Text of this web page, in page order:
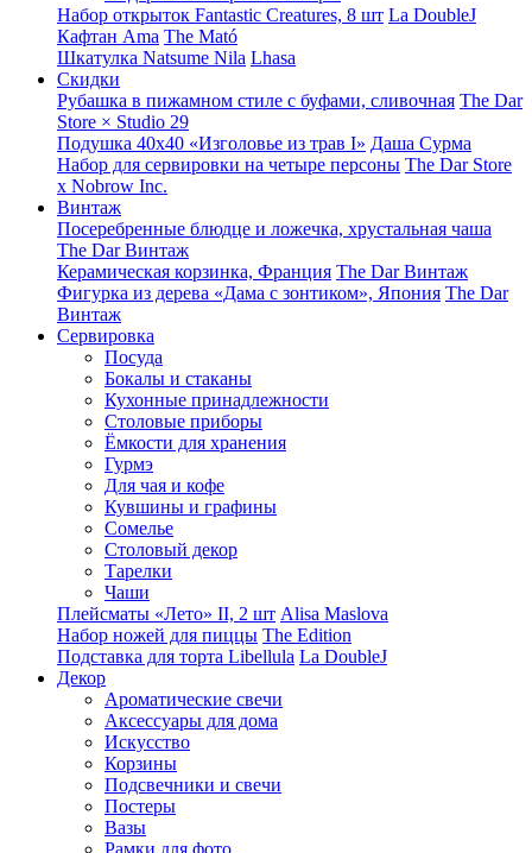
Набор открыток Fantastic Creatures, 8 шт La DoubleJ
Кафтан Ama The Mató
Шкатулка Natsume Nila Lhasa
Скидки
Рубашка в пижамном стиле с буфами, сливочная The Dar
Store × Studio 29
Подушка 40x40 «Изголовье из трав I» Даша Сурма
Набор для сервировки на четыре персоны The Dar Store
х Nobrow Inc.
Винтаж
Посеребренные блюдце и ложечка, хрустальная чаша
The Dar Винтаж
Керамическая корзинка, Франция The Dar Винтаж
Фигурка из дерева «Дама с зонтиком», Япония The Dar
Винтаж
Сервировка
Посуда
Бокалы и стаканы
Кухонные принадлежности
Столовые приборы
Ëмкости для хранения
Гурмэ
Для чая и кофе
Кувшины и графины
Сомелье
Столовый декор
Тарелки
Чаши
Плейсматы «Лето» II, 2 шт Alisa Maslova
Набор ножей для пиццы The Edition
Подставка для торта Libellula La DoubleJ
Декор
Ароматические свечи
Аксессуары для дома
Искусство
Корзины
Подсвечники и свечи
Постеры
Вазы
Рамки для фото